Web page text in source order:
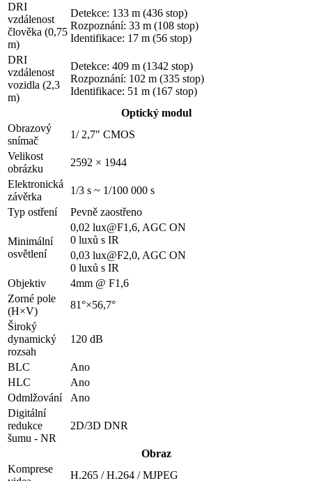
DRI
vzdálenost
člověka (0,75
m)
Detekce: 133 m (436 stop)
Rozpoznání: 33 m (108 stop)
Identifikace: 17 m (56 stop)
DRI
vzdálenost
vozidla (2,3
m)
Detekce: 409 m (1342 stop)
Rozpoznání: 102 m (335 stop)
Identifikace: 51 m (167 stop)
Optický modul
Obrazový
snímač
1/ 2,7" CMOS
Velikost
obrázku
2592 × 1944
Elektronická
závěrka
1/3 s ~ 1/100 000 s
Typ ostření
Pevně zaostřeno
Minimální
osvětlení
0,02 lux@F1,6, AGC ON
0 luxů s IR
0,03 lux@F2,0, AGC ON
0 luxů s IR
Objektiv
4mm @ F1,6
Zorné pole
(H×V)
81°×56,7°
Široký
dynamický
rozsah
120 dB
BLC
Ano
HLC
Ano
Odmlžování
Ano
Digitální
redukce
šumu - NR
2D/3D DNR
Obraz
Komprese
H.265 / H.264 / MJPEG